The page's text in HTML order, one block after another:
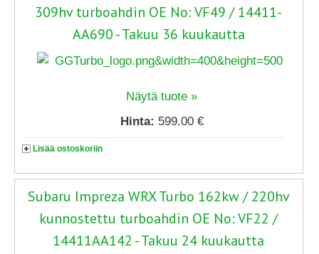
309hv turboahdin OE No: VF49 / 14411-
AA690 - Takuu 36 kuukautta
Näytä tuote »
Hinta: 599.00 €
Lisää ostoskoriin
Subaru Impreza WRX Turbo 162kw / 220hv
kunnostettu turboahdin OE No: VF22 /
14411AA142 - Takuu 24 kuukautta